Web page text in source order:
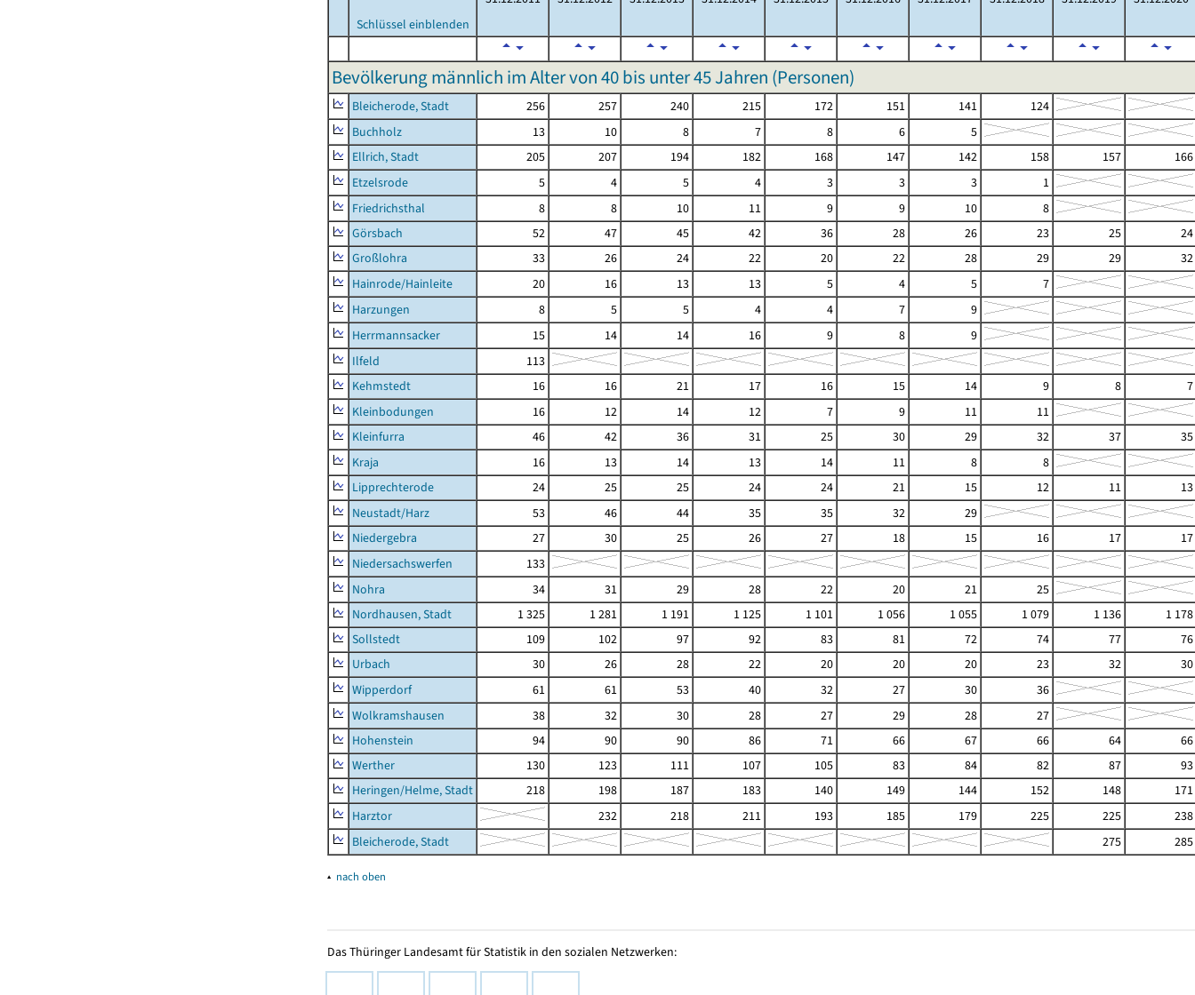
Schlüssel einblenden
Bevölkerung männlich im Alter von 40 bis unter 45 Jahren (Personen)
Bleicherode, Stadt 256 257 240 215 172 151 141
124
Buchholz
13 10 8 7 8 6
5
Ellrich, Stadt
205 207 194 182 168 147 142 158 157
166
Etzelsrode
5 4 5 4 3 3 3
1
Friedrichsthal
8 8 10 11 9 9 10
8
Görsbach
52 47 45 42 36 28 26 23 25
24
Großlohra
33 26 24 22 20 22 28 29 29
32
Hainrode/Hainleite
20 16 13 13 5 4 5
7
Harzungen
8 5 5 4 4 7
9
Herrmannsacker
15 14 14 16 9 8
9
Ilfeld
113
Kehmstedt
16 16 21 17 16 15 14 9 8
7
Kleinbodungen
16 12 14 12 7 9 11
11
Kleinfurra
46 42 36 31 25 30 29 32 37
35
Kraja
16 13 14 13 14 11 8
8
Lipprechterode
24 25 25 24 24 21 15 12 11
13
Neustadt/Harz
53 46 44 35 35 32
29
Niedergebra
27 30 25 26 27 18 15 16 17
17
Niedersachswerfen
133
Nohra
34 31 29 28 22 20 21
25
Nordhausen, Stadt
1 325 1 281 1 191 1 125 1 101 1 056 1 055 1 079 1 136
1 178
Sollstedt
109 102 97 92 83 81 72 74 77
76
Urbach
30 26 28 22 20 20 20 23 32
30
Wipperdorf
61 61 53 40 32 27 30
36
Wolkramshausen
38 32 30 28 27 29 28
27
Hohenstein
94 90 90 86 71 66 67 66 64
66
Werther
130 123 111 107 105 83 84 82 87
93
Heringen/Helme, Stadt
218 198 187 183 140 149 144 152 148
171
Harztor
232 218 211 193 185 179 225 225
238
Bleicherode, Stadt
275 285
▴ nach oben
Das Thüringer Landesamt für Statistik in den sozialen Netzwerken: